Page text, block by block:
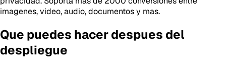
imagenes, video, audio, documentos y mas.
Que puedes hacer despues del
despliegue